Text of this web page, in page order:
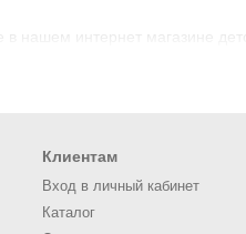
нашем интернет магазине
Клиентам
Вход в личный кабинет
Каталог